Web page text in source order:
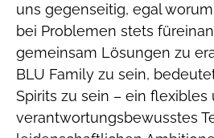
uns gegenseitig, egal
bei Problemen stets
gemeinsam Lösungen zu
BLU Family zu sein,
Spirits zu sein – ein flexibles
verantwortungsbewusstes